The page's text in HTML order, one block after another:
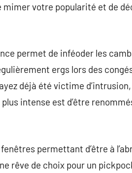
votre popularité et de
permet de inféoder les
ergs lors des
déjà été victime
intense est d’être
permettant d’être à
rêve de choix pour un